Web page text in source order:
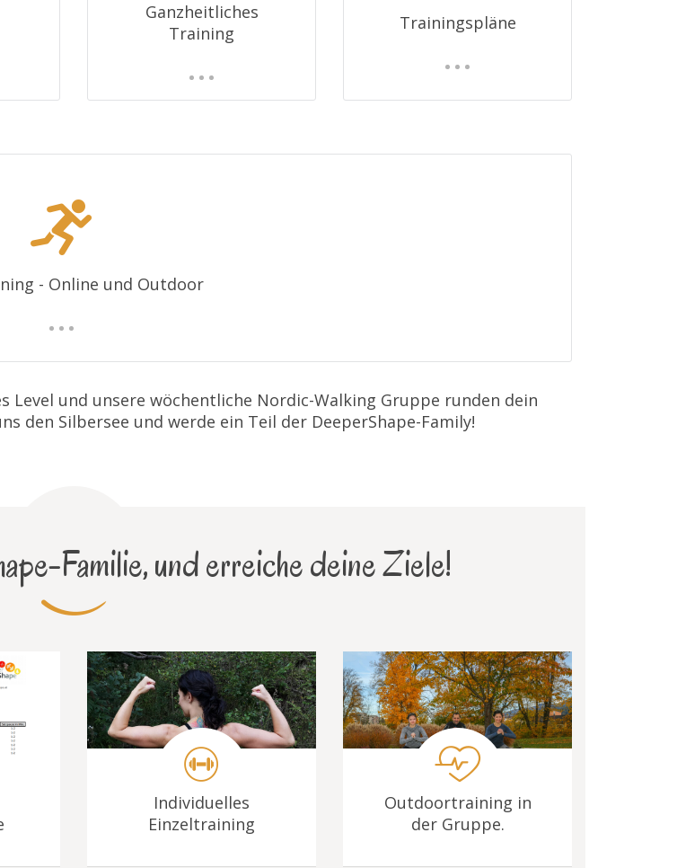
Ganzheitliches
Training
Trainingspläne
- Online und Outdoor
und unsere wöchentliche Nordic-Walking Gruppe runden dein
den Silbersee und werde ein Teil der DeeperShape-Family!
Familie, und erreiche deine Ziele!
Individuelles
Einzeltraining
Outdoortraining in
der Gruppe.